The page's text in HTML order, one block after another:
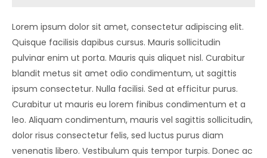
Lorem ipsum dolor sit amet, consectetur adipiscing elit.
Quisque facilisis dapibus cursus. Mauris sollicitudin
pulvinar enim ut porta. Mauris quis aliquet nisl. Curabitur
blandit metus sit amet odio condimentum, ut sagittis
ipsum consectetur. Nulla facilisi. Sed at efficitur purus.
Curabitur ut mauris eu lorem finibus condimentum et a
leo. Aliquam condimentum, mauris vel sagittis sollicitudin,
dolor risus consectetur felis, sed luctus purus diam
venenatis libero. Vestibulum quis tempor turpis. Donec ac